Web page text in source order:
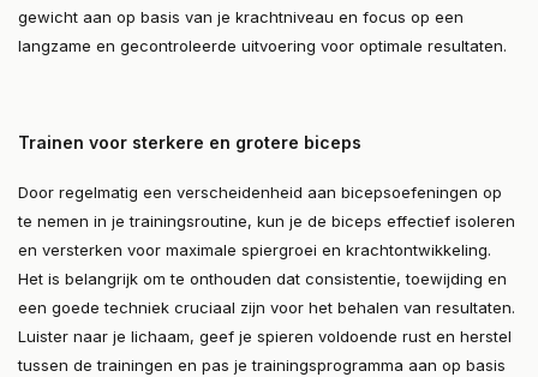
gewicht aan op basis van je krachtniveau en focus op een
langzame en gecontroleerde uitvoering voor optimale resultaten.
Trainen voor sterkere en grotere biceps
Door regelmatig een verscheidenheid aan bicepsoefeningen op
te nemen in je trainingsroutine, kun je de biceps effectief isoleren
en versterken voor maximale spiergroei en krachtontwikkeling.
Het is belangrijk om te onthouden dat consistentie, toewijding en
een goede techniek cruciaal zijn voor het behalen van resultaten.
Luister naar je lichaam, geef je spieren voldoende rust en herstel
tussen de trainingen en pas je trainingsprogramma aan op basis